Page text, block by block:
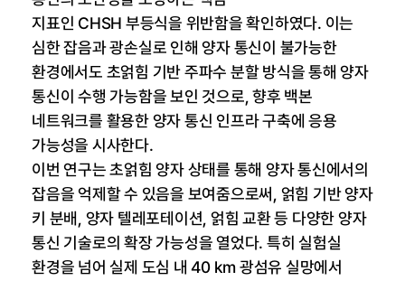
지표인 CHSH 부등식을 위반함을 확인하였다. 이는
심한 잡음과 광손실로 인해 양자 통신이 불가능한
환경에서도 초얽힘 기반 주파수 분할 방식을 통해 양자
통신이 수행 가능함을 보인 것으로, 향후 백본
네트워크를 활용한 양자 통신 인프라 구축에 응용
가능성을 시사한다.
이번 연구는 초얽힘 양자 상태를 통해 양자 통신에서의
잡음을 억제할 수 있음을 보여줌으로써, 얽힘 기반 양자
키 분배, 양자 텔레포테이션, 얽힘 교환 등 다양한 양자
통신 기술로의 확장 가능성을 열었다. 특히 실험실
환경을 넘어 실제 도심 내 40 km 광섬유 실망에서